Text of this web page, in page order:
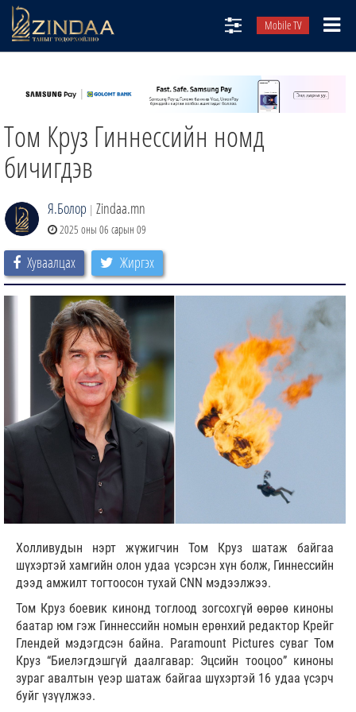
Mobile TV
ТВ8
ӨГЛӨӨНИЙ СОНИН
АУДИО ЗОХИОЛ
ЗИНДАА СЭТГҮҮЛ
Том Круз Гиннессийн номд
бичигдэв
Я.Болор | Zindaa.mn
2025 оны 06 сарын 09
Хуваалцах Жиргэх
Холливудын нэрт жүжигчин Том Круз шатаж байгаа
шүхэртэй хамгийн олон удаа үсэрсэн хүн болж, Гиннессийн
дээд амжилт тогтоосон тухай CNN мэдээлжээ.
Том Круз боевик кинонд тоглоод зогсохгүй өөрөө киноны
баатар юм гэж Гиннессийн номын ерөнхий редактор Крейг
Глендей мэдэгдсэн байна. Paramount Pictures суваг Том
Круз “Биелэгдэшгүй даалгавар: Эцсийн тооцоо” киноны
зураг авалтын үеэр шатаж байгаа шүхэртэй 16 удаа үсэрч
буйг үзүүлжээ.